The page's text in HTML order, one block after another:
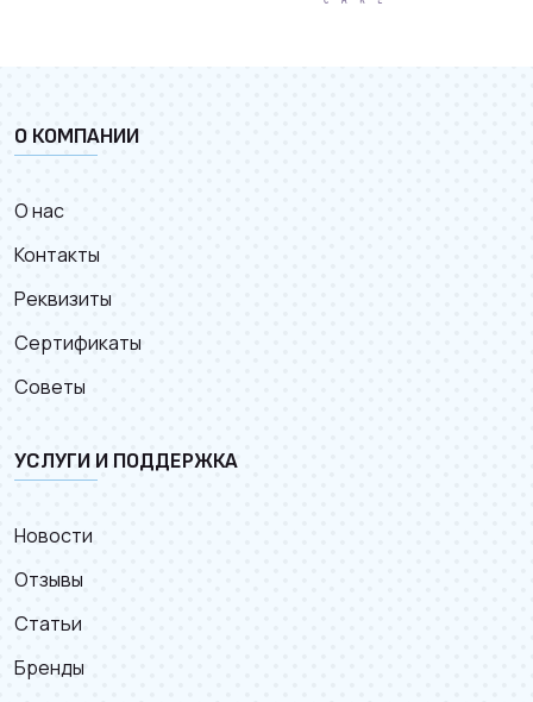
О КОМПАНИИ
О нас
Контакты
Реквизиты
Сертификаты
Советы
УСЛУГИ И ПОДДЕРЖКА
Новости
Отзывы
Статьи
Бренды